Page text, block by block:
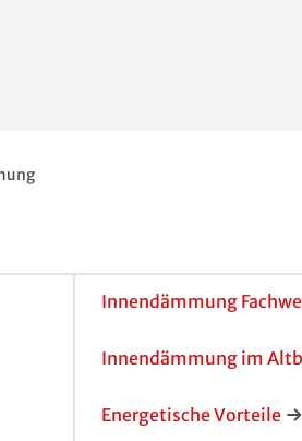
Innendämmung
Innendämmung im
Energetische Vorteile